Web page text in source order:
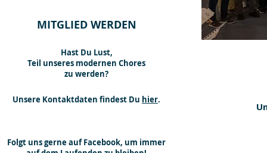
MITGLIED WERDEN
Hast Du Lust,
Teil unseres modernen Chores
zu werden?
Unsere Kontaktdaten findest Du hier.
Folgt uns gerne auf Facebook, um immer